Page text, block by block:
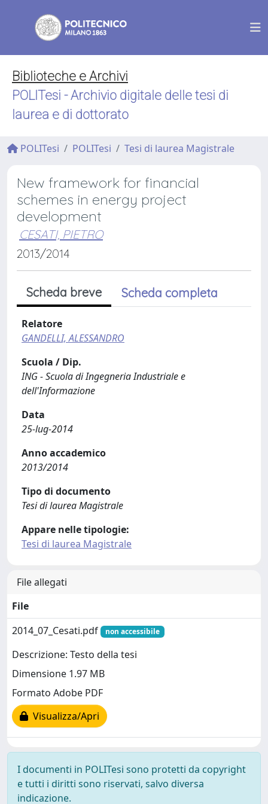
Biblioteche e Archivi
POLITesi - Archivio digitale delle tesi di
laurea e di dottorato
POLITesi POLITesi Tesi di laurea Magistrale
New framework for financial
schemes in energy project
development
CESATI, PIETRO
2013/2014
Scheda breve Scheda completa
Relatore
GANDELLI, ALESSANDRO
Scuola / Dip.
ING - Scuola di Ingegneria Industriale e
dell'Informazione
Data
25-lug-2014
Anno accademico
2013/2014
Tipo di documento
Tesi di laurea Magistrale
Appare nelle tipologie:
Tesi di laurea Magistrale
File allegati
File
2014_07_Cesati.pdf
non accessibile
Descrizione: Testo della tesi
Dimensione 1.97 MB
Formato Adobe PDF
Visualizza/Apri
I documenti in POLITesi sono protetti da copyright
e tutti i diritti sono riservati, salvo diversa
indicazione.